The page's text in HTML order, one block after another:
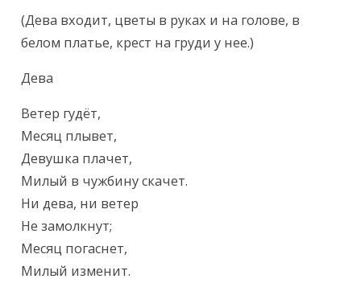
(Дева входит, цветы в руках и на голове, в
белом платье, крест на груди у нее.)
Дева
Ветер гудёт,
Месяц плывет,
Девушка плачет,
Милый в чужбину скачет.
Ни дева, ни ветер
Не замолкнут;
Месяц погаснет,
Милый изменит.